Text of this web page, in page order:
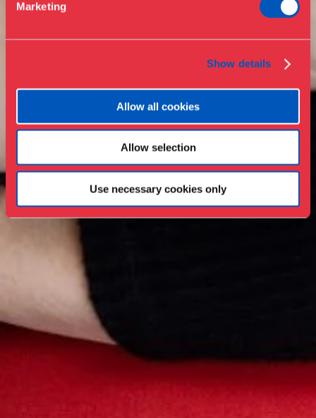
Marketing
Show details
Allow all cookies
Allow selection
Use necessary cookies only